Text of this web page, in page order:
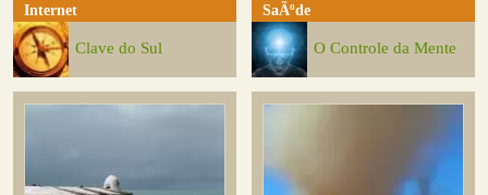
Internet
Clave do Sul
SaÃºde
O Controle da Mente